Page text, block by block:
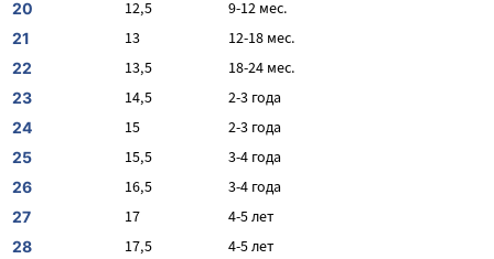
20 12,5 9-12 мес.
21 13 12-18 мес.
22 13,5 18-24 мес.
23 14,5 2-3 года
24 15 2-3 года
25 15,5 3-4 года
26 16,5 3-4 года
27 17 4-5 лет
28 17,5 4-5 лет